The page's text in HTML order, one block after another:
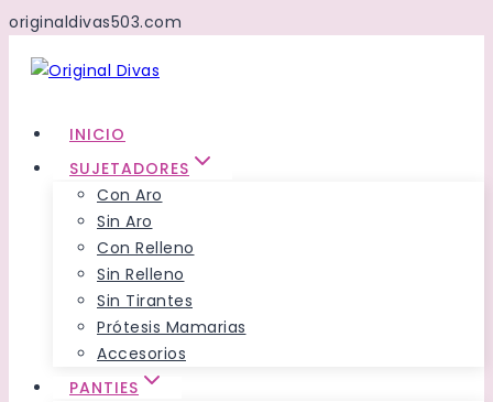
originaldivas503.com
INICIO
SUJETADORES
Con Aro
Sin Aro
Con Relleno
Sin Relleno
Sin Tirantes
Prótesis Mamarias
Accesorios
PANTIES